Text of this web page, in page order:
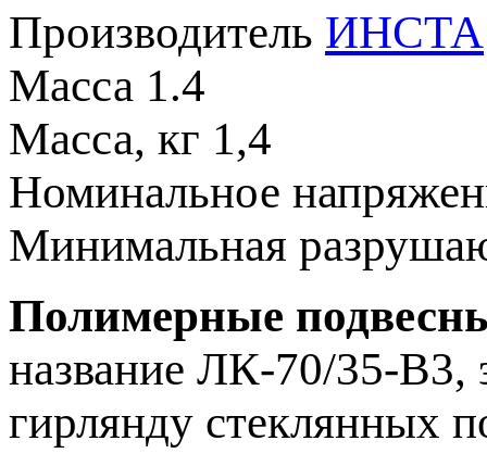
Производитель ИНСТА
Масса 1.4
Масса, кг 1,4
Номинальное
Минимальная
Полимерные
название ЛК-70/35-В3,
гирлянду стеклянных